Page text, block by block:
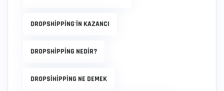
DROPSHIPPING'IN KAZANCI
DROPSHIPPING NEDIR?
DROPSIHIPPING NE DEMEK